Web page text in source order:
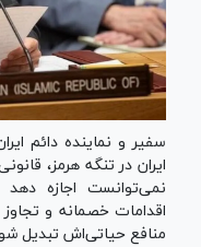
سفیر و نماینده دائم
ایران در تنگه هرمز،
نمی‌توانست اجازه دهد
اقدامات خصمانه و
منافع حیاتی‌اش تبدیل